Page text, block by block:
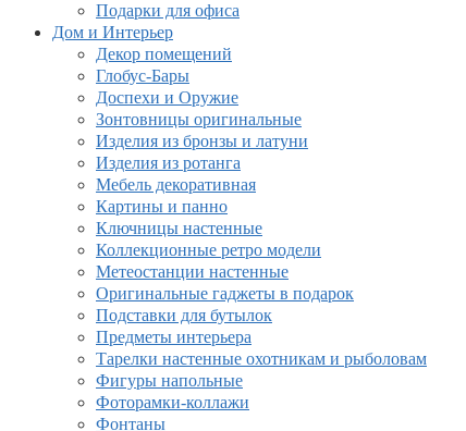
Подарки для офиса
Дом и Интерьер
Декор помещений
Глобус-Бары
Доспехи и Оружие
Зонтовницы оригинальные
Изделия из бронзы и латуни
Изделия из ротанга
Мебель декоративная
Картины и панно
Ключницы настенные
Коллекционные ретро модели
Метеостанции настенные
Оригинальные гаджеты в подарок
Подставки для бутылок
Предметы интерьера
Тарелки настенные охотникам и рыболовам
Фигуры напольные
Фоторамки-коллажи
Фонтаны